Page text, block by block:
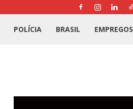
POLÍCIA BRASIL EMPREGOS